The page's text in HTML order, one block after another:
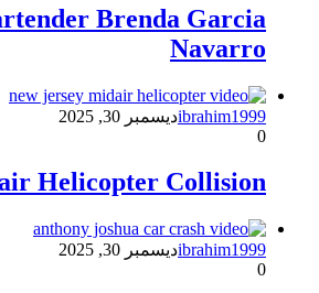
Brenda Garcia
Navarro
ibrahim1999ديسمبر 30, 2025
0
Helicopter Collision
ibrahim1999ديسمبر 30, 2025
0